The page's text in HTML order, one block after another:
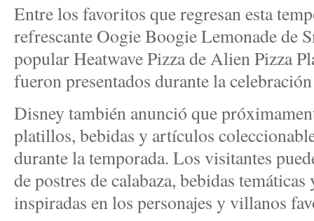
Entre los favoritos que regresan esta
refrescante Oogie Boogie Lemonade de
popular Heatwave Pizza de Alien Pizza
fueron presentados durante la
Disney también anunció que
platillos, bebidas y artículos
durante la temporada. Los visitantes
de postres de calabaza, bebidas
inspiradas en los personajes y villanos